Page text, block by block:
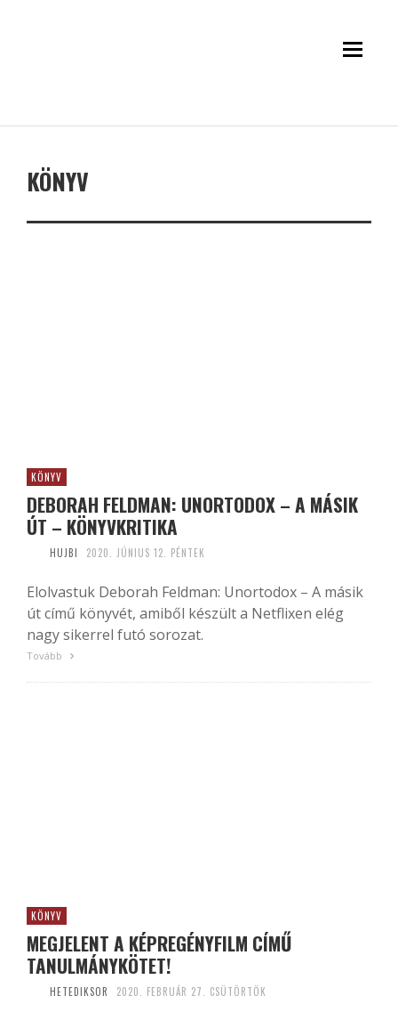
KÖNYV
KÖNYV
DEBORAH FELDMAN: UNORTODOX – A MÁSIK
ÚT – KÖNYVKRITIKA
HUJBI 2020. JÚNIUS 12. PÉNTEK
Elolvastuk Deborah Feldman: Unortodox – A másik
út című könyvét, amiből készült a Netflixen elég
nagy sikerrel futó sorozat.
Tovább
KÖNYV
MEGJELENT A KÉPREGÉNYFILM CÍMŰ
TANULMÁNYKÖTET!
HETEDIKSOR 2020. FEBRUÁR 27. CSÜTÖRTÖK